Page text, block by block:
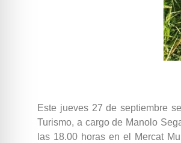
Este jueves 27 de septiembre
Turismo, a cargo de Manolo
las 18.00 horas en el Mercat